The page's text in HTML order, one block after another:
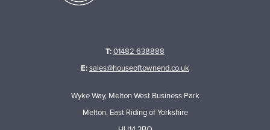
T:01482 638888
E:sales@houseoftownend.co.uk
Wyke Way, Melton West Business Park
Melton, East Riding of Yorkshire